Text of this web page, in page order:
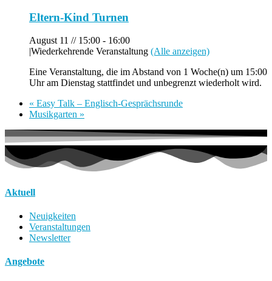
Eltern-Kind Turnen
August 11 // 15:00 - 16:00
|Wiederkehrende Veranstaltung (Alle anzeigen)
Eine Veranstaltung, die im Abstand von 1 Woche(n) um 15:00
Uhr am Dienstag stattfindet und unbegrenzt wiederholt wird.
« Easy Talk – Englisch-Gesprächsrunde
Musikgarten »
Aktuell
Neuigkeiten
Veranstaltungen
Newsletter
Angebote